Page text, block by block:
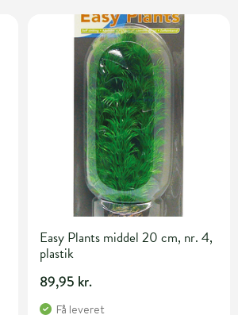
Easy Plants middel 20 cm, nr. 4,
plastik
89,95 kr.
Få leveret